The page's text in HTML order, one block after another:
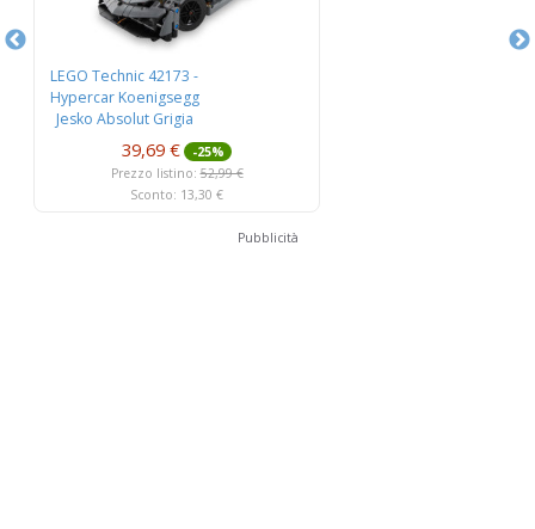
LEGO Technic 42173 -
Hypercar Koenigsegg
Jesko Absolut Grigia
39,69 €
-25%
Prezzo listino: 52,99 €
Sconto: 13,30 €
Pubblicità